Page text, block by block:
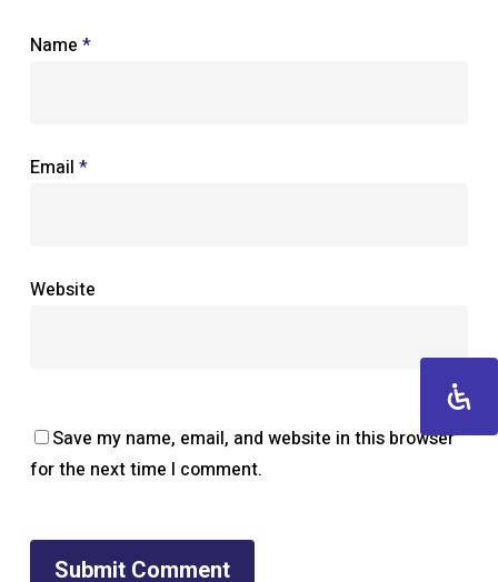
Name *
Email *
Website
Save my name, email, and website in this browser
for the next time I comment.